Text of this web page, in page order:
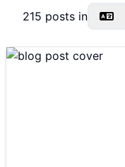
215 posts in